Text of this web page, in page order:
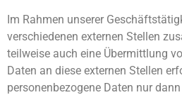
Im Rahmen unserer
verschiedenen externen Stellen
teilweise auch eine Übermittlung
Daten an diese externen Stellen
personenbezogene Daten nur